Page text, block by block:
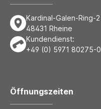
Kardinal-Galen-Ring-2
48431 Rheine
Kundendienst:
+49 (0) 5971 80275-0
Öffnungszeiten